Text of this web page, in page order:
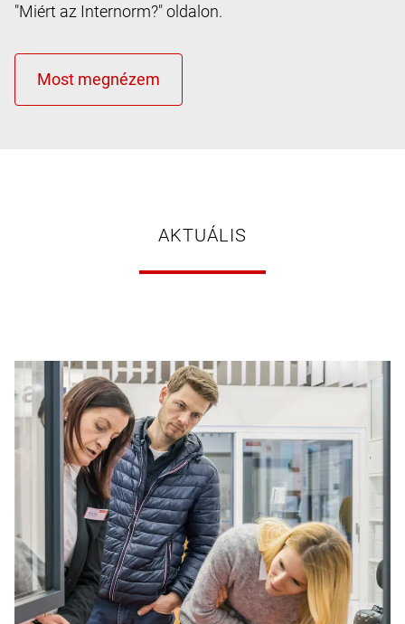
"Miért az Internorm?" oldalon.
AKTUÁLIS